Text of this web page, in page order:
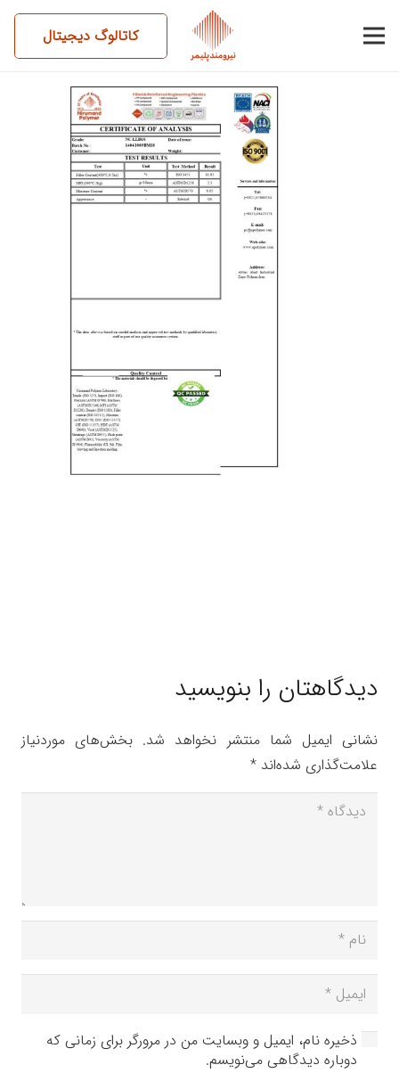
کاتالوگ دیجیتال
14041009BM18-NC-LLD10
دیدگاهتان را بنویسید
نشانی ایمیل شما منتشر نخواهد شد. بخش‌های موردنیاز
علامت‌گذاری شده‌اند *
ذخیره نام، ایمیل و وبسایت من در مرورگر برای زمانی که
دوباره دیدگاهی می‌نویسم.